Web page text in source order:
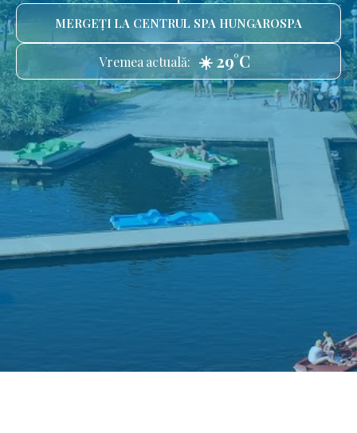
MERGEȚI LA CENTRUL SPA HUNGAROSPA
Vremea actuală: ☀️ 29°C